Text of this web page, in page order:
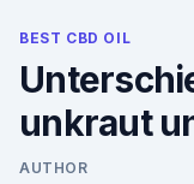
BEST CBD OIL
unkraut
AUTHOR